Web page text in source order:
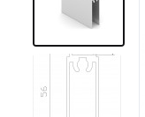
Мебельные